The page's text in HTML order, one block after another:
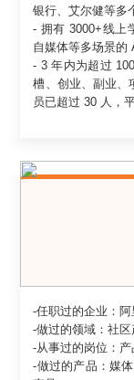
银行、艾尔健等多
- 拥有 3000+线上
自媒体等多场景的
- 3 年内为超过
槽、创业、副业、
员已超过 30 人，
-任职过的企业：
-做过的领域：社
-从事过的岗位：
-做过的产品：媒